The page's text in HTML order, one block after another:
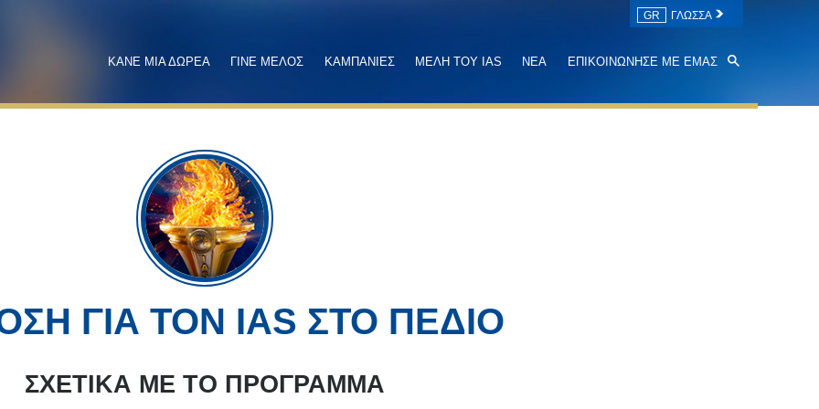
GR ΓΛΩΣΣΑ
ΚΑΝΕ ΜΙΑ ΔΩΡΕΑ ΓΙΝΕ ΜΕΛΟΣ ΚΑΜΠΑΝΙΕΣ ΜΕΛΗ ΤΟΥ IAS ΝΕΑ ΕΠΙΚΟΙΝΩΝΗΣΕ ΜΕ ΕΜΑΣ
ΓΙΑ ΤΟΝ IAS ΣΤΟ ΠΕΔΙΟ
ΣΧΕΤΙΚΑ ΜΕ ΤΟ ΠΡΟΓΡΑΜΜΑ